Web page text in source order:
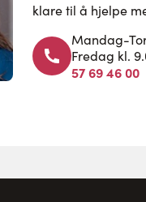
klare til å hjelpe
Mandag-
Fredag kl.
57 69 46 00